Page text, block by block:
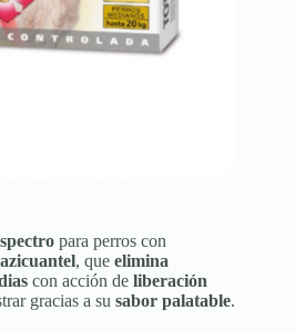
para perros con
, que elimina
con acción de liberación
gracias a su sabor palatable.